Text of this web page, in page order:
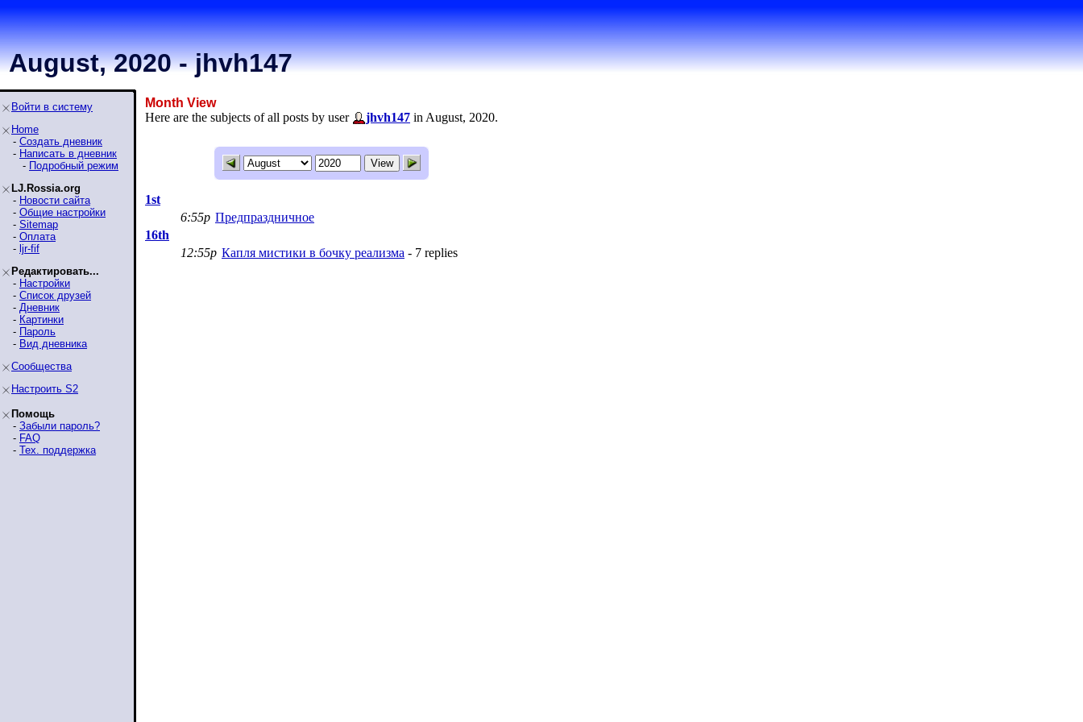
August, 2020 - jhvh147
Войти в систему
Home
- Создать дневник
- Написать в дневник
- Подробный режим
LJ.Rossia.org
- Новости сайта
- Общие настройки
- Sitemap
- Оплата
- ljr-fif
Редактировать...
- Настройки
- Список друзей
- Дневник
- Картинки
- Пароль
- Вид дневника
Сообщества
Настроить S2
Помощь
- Забыли пароль?
- FAQ
- Тех. поддержка
Month View
Here are the subjects of all posts by user
jhvh147 in August, 2020.
1st
6:55p Предпраздничное
16th
12:55p Капля мистики в бочку реализма - 7 replies